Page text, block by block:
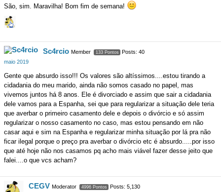
São, sim. Maravilha! Bom fim de semana!
Sc4rcio Member 133 Pontos
Posts: 40
maio 2019
Gente que absurdo isso!!! Os valores são altíssimos....estou tirando a
cidadania do meu marido, ainda não somos casado no papel, mas
vivemos juntos há 8 anos. Ele é divorciado e assim que sair a cidadania
dele vamos para a Espanha, sei que para regularizar a situação dele teria
que averbar o primeiro casamento dele e depois o divórcio e só assim
regularizar o nosso casamento no caso, mas estou pensando em não
casar aqui e sim na Espanha e regularizar minha situação por lá pra não
ficar ilegal porque o preço pra averbar o divórcio etc é absurdo.....por isso
que até hoje não nos casamos pq acho mais viável fazer desse jeito que
falei....o que vcs acham?
CEGV Moderator 4996 Pontos
Posts: 5,130